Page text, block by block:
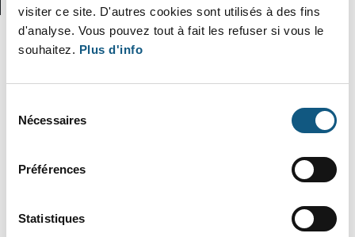
visiter ce site. D'autres cookies sont utilisés à des fins
d'analyse. Vous pouvez tout à fait les refuser si vous le
souhaitez. Plus d'info
Nécessaires
Préférences
Statistiques